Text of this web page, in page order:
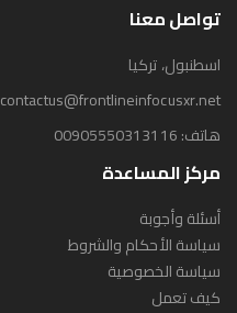
تواصل معنا
اسطنبول، تركيا
contactus@frontlineinfocusxr.net
هاتف:00905550313116
مركز المساعدة
أسئلة وأجوبة
سياسة الأحكام والشروط
سياسة الخصوصية
كيف تعمل